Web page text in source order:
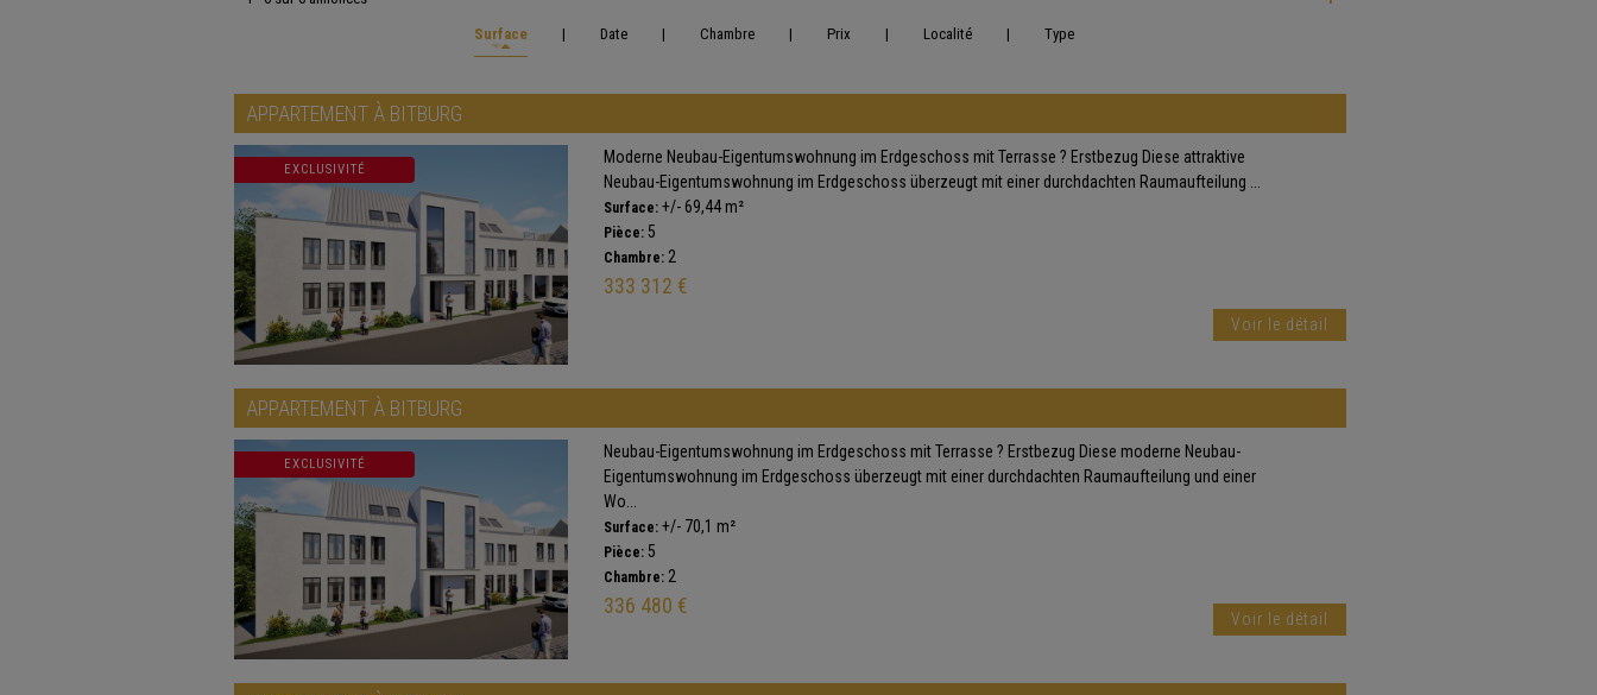
Surface
| Date | Chambre | Prix | Localité | Type
APPARTEMENT À BITBURG
EXCLUSIVITÉ
Moderne Neubau-Eigentumswohnung im Erdgeschoss mit Terrasse ? Erstbezug Diese attraktive
Neubau-Eigentumswohnung im Erdgeschoss überzeugt mit einer durchdachten Raumaufteilung ...
Surface: +/- 69,44 m²
Pièce: 5
Chambre: 2
333 312 €
Voir le détail
APPARTEMENT À BITBURG
EXCLUSIVITÉ
Neubau-Eigentumswohnung im Erdgeschoss mit Terrasse ? Erstbezug Diese moderne Neubau-
Eigentumswohnung im Erdgeschoss überzeugt mit einer durchdachten Raumaufteilung und einer
Wo...
Surface: +/- 70,1 m²
Pièce: 5
Chambre: 2
336 480 €
Voir le détail